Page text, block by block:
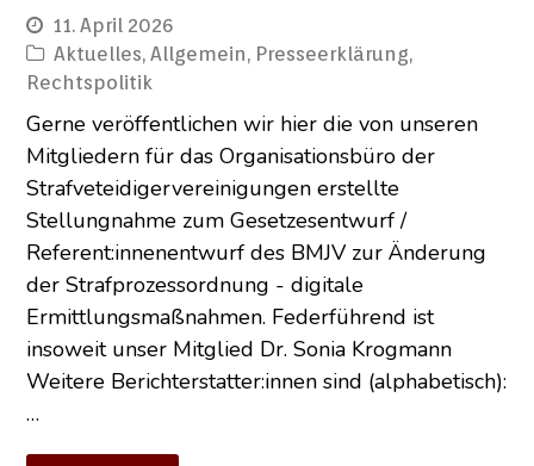
11. April 2026
Aktuelles,Allgemein, Presseerklärung,
Rechtspolitik
Gerne veröffentlichen wir hier die von unseren
Mitgliedern für das Organisationsbüro der
Strafveteidigervereinigungen erstellte
Stellungnahme zum Gesetzesentwurf /
Referent:innenentwurf des BMJV zur Änderung
der Strafprozessordnung - digitale
Ermittlungsmaßnahmen. Federführend ist
insoweit unser Mitglied Dr. Sonia Krogmann
Weitere Berichterstatter:innen sind (alphabetisch):
…